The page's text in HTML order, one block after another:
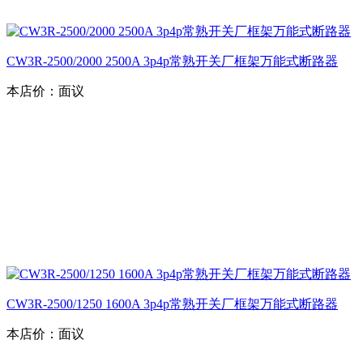
CW3R-2500/2000 2500A 3p4p常熟开关厂框架万能式断路器
本店价： 面议
CW3R-2500/1250 1600A 3p4p常熟开关厂框架万能式断路器
本店价： 面议